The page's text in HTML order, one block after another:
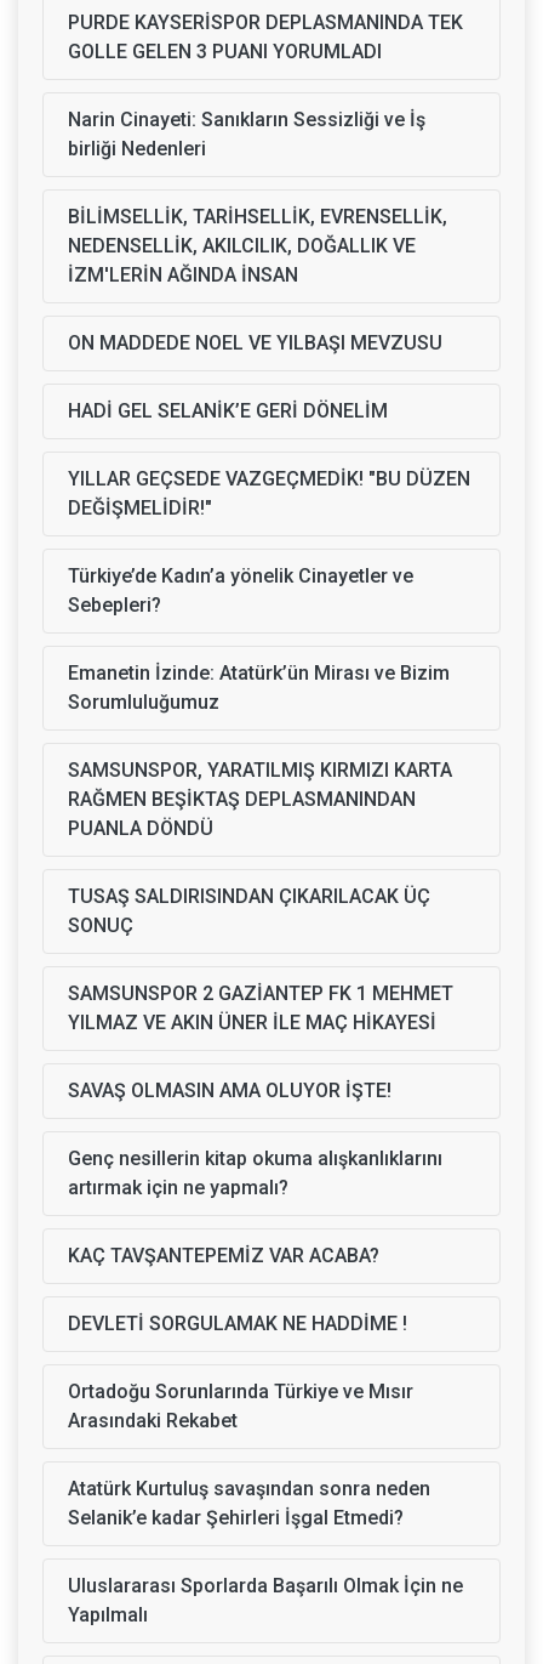
PURDE KAYSERİSPOR DEPLASMANINDA TEK
GOLLE GELEN 3 PUANI YORUMLADI
Narin Cinayeti: Sanıkların Sessizliği ve İş
birliği Nedenleri
BİLİMSELLİK, TARİHSELLİK, EVRENSELLİK,
NEDENSELLİK, AKILCILIK, DOĞALLIK VE
İZM'LERİN AĞINDA İNSAN
ON MADDEDE NOEL VE YILBAŞI MEVZUSU
HADİ GEL SELANİK’E GERİ DÖNELİM
YILLAR GEÇSEDE VAZGEÇMEDİK! "BU DÜZEN
DEĞİŞMELİDİR!"
Türkiye’de Kadın’a yönelik Cinayetler ve
Sebepleri?
Emanetin İzinde: Atatürk’ün Mirası ve Bizim
Sorumluluğumuz
SAMSUNSPOR, YARATILMIŞ KIRMIZI KARTA
RAĞMEN BEŞİKTAŞ DEPLASMANINDAN
PUANLA DÖNDÜ
TUSAŞ SALDIRISINDAN ÇIKARILACAK ÜÇ
SONUÇ
SAMSUNSPOR 2 GAZİANTEP FK 1 MEHMET
YILMAZ VE AKIN ÜNER İLE MAÇ HİKAYESİ
SAVAŞ OLMASIN AMA OLUYOR İŞTE!
Genç nesillerin kitap okuma alışkanlıklarını
artırmak için ne yapmalı?
KAÇ TAVŞANTEPEMİZ VAR ACABA?
DEVLETİ SORGULAMAK NE HADDİME !
Ortadoğu Sorunlarında Türkiye ve Mısır
Arasındaki Rekabet
Atatürk Kurtuluş savaşından sonra neden
Selanik’e kadar Şehirleri İşgal Etmedi?
Uluslararası Sporlarda Başarılı Olmak İçin ne
Yapılmalı